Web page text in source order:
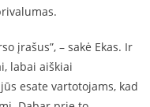
įrašus”, – sakė Ekas. Ir
labai aiškiai
esate vartotojams, kad